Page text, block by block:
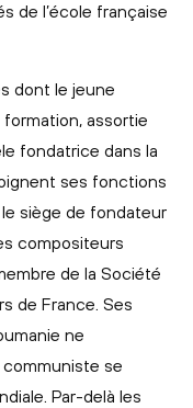
de l’école française
dont le jeune
assortie
fondatrice dans la
ses fonctions
siège de fondateur
compositeurs
de la Société
de France. Ses
ne
communiste se
Par-delà les